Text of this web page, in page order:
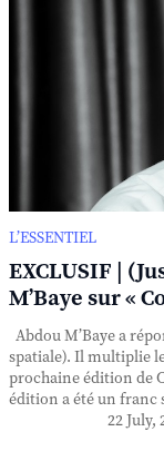
L’ESSENTIEL
EXCLUSIF |
M’Baye sur «
Abdou M’Baye a
spatiale). Il multiplie
prochaine édition de
édition a été un franc
22 July,